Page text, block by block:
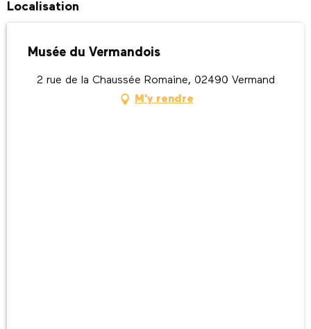
Localisation
Musée du Vermandois
2 rue de la Chaussée Romaine, 02490 Vermand
M'y rendre